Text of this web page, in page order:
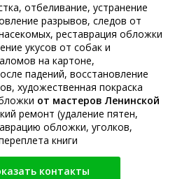
отбеливание, устранение
разрывов, следов от
реставрация обложки
укусов от собак и
на картоне,
падений, восстановление
художественная покраска
от мастеров Ленинской
ремонт (удаление пятен,
обложки, уголков,
книги
контакты